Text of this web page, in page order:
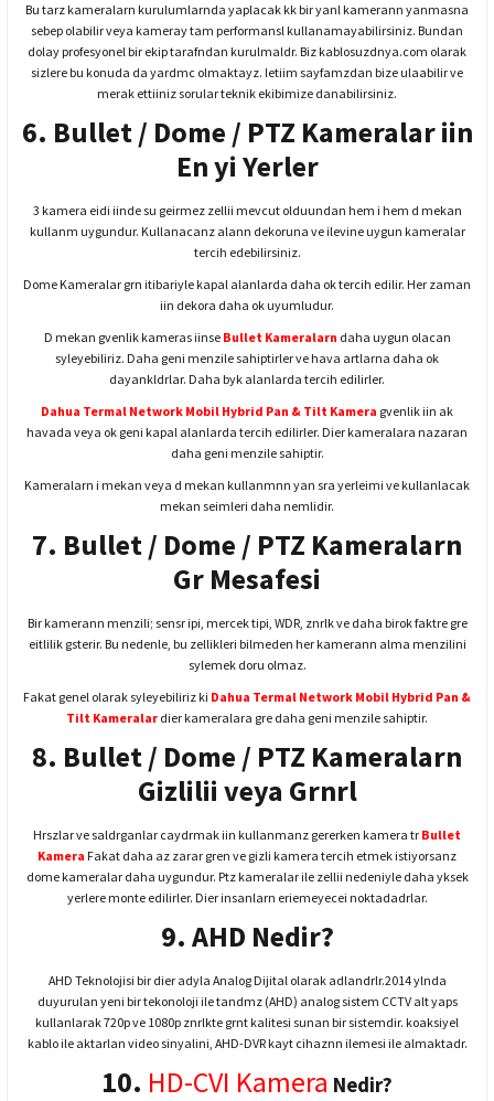
Bu tarz kameralarn kurulumlarnda yaplacak kk bir yanl kamerann yanmasna
sebep olabilir veya kameray tam performansl kullanamayabilirsiniz. Bundan
dolay profesyonel bir ekip tarafndan kurulmaldr. Biz kablosuzdnya.com olarak
sizlere bu konuda da yardmc olmaktayz. letiim sayfamzdan bize ulaabilir ve
merak ettiiniz sorular teknik ekibimize danabilirsiniz.
6. Bullet / Dome / PTZ Kameralar iin
En yi Yerler
3 kamera eidi iinde su geirmez zellii mevcut olduundan hem i hem d mekan
kullanm uygundur. Kullanacanz alann dekoruna ve ilevine uygun kameralar
tercih edebilirsiniz.
Dome Kameralar grn itibariyle kapal alanlarda daha ok tercih edilir. Her zaman
iin dekora daha ok uyumludur.
D mekan gvenlik kameras iinse Bullet Kameralarn daha uygun olacan
syleyebiliriz. Daha geni menzile sahiptirler ve hava artlarna daha ok
dayankldrlar. Daha byk alanlarda tercih edilirler.
Dahua Termal Network Mobil Hybrid Pan & Tilt Kamera gvenlik iin ak
havada veya ok geni kapal alanlarda tercih edilirler. Dier kameralara nazaran
daha geni menzile sahiptir.
Kameralarn i mekan veya d mekan kullanmnn yan sra yerleimi ve kullanlacak
mekan seimleri daha nemlidir.
7. Bullet / Dome / PTZ Kameralarn
Gr Mesafesi
Bir kamerann menzili; sensr ipi, mercek tipi, WDR, znrlk ve daha birok faktre gre
eitlilik gsterir. Bu nedenle, bu zellikleri bilmeden her kamerann alma menzilini
sylemek doru olmaz.
Fakat genel olarak syleyebiliriz ki Dahua Termal Network Mobil Hybrid Pan &
Tilt Kameralar dier kameralara gre daha geni menzile sahiptir.
8. Bullet / Dome / PTZ Kameralarn
Gizlilii veya Grnrl
Hrszlar ve saldrganlar caydrmak iin kullanmanz gererken kamera tr Bullet
Kamera Fakat daha az zarar gren ve gizli kamera tercih etmek istiyorsanz
dome kameralar daha uygundur. Ptz kameralar ile zellii nedeniyle daha yksek
yerlere monte edilirler. Dier insanlarn eriemeyecei noktadadrlar.
9. AHD Nedir?
AHD Teknolojisi bir dier adyla Analog Dijital olarak adlandrlr.2014 ylnda
duyurulan yeni bir tekonoloji ile tandmz (AHD) analog sistem CCTV alt yaps
kullanlarak 720p ve 1080p znrlkte grnt kalitesi sunan bir sistemdir. koaksiyel
kablo ile aktarlan video sinyalini, AHD-DVR kayt cihaznn ilemesi ile almaktadr.
10. HD-CVI Kamera Nedir?